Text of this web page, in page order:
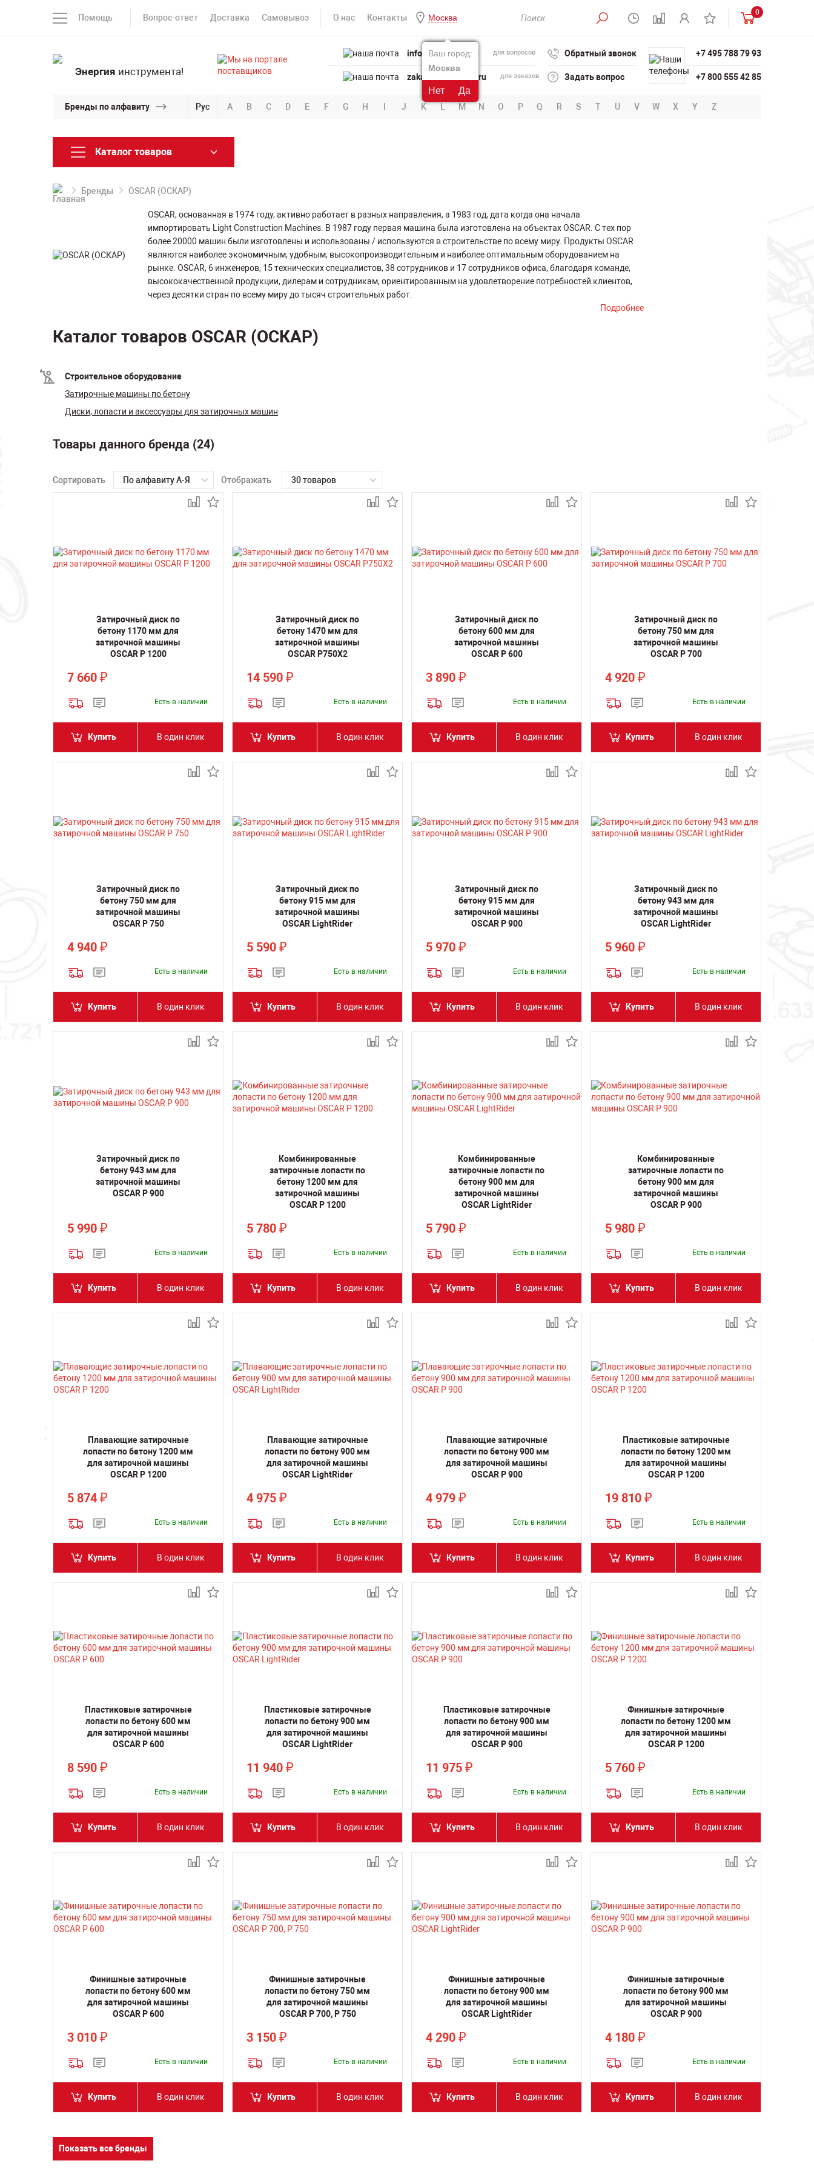
Помощь Вопрос-ответ Доставка Самовывоз О нас Контакты Москва
Ваш город:
Москва
Нет Да
0
Энергия инструмента!
info@powertool.ru для вопросов
zakaz@powertool.ru для заказов
Обратный звонок
Задать вопрос
+7 495 788 79 93
+7 800 555 42 85
Бренды по алфавиту Рус A B C D E F G H I J K L M N O P Q R S T U V W X Y Z
Каталог товаров
Бренды OSCAR (ОСКАР)
OSCAR, основанная в 1974 году, активно работает в разных направления, а 1983 год, дата когда она начала
импортировать Light Construction Machines. В 1987 году первая машина была изготовлена ​​на объектах OSCAR. С тех пор
более 20000 машин были изготовлены и использованы / используются в строительстве по всему миру. Продукты OSCAR
являются наиболее экономичным, удобным, высокопроизводительным и наиболее оптимальным оборудованием на
рынке. OSCAR, 6 инженеров, 15 технических специалистов, 38 сотрудников и 17 сотрудников офиса, благодаря команде,
высококачественной продукции, дилерам и сотрудникам, ориентированным на удовлетворение потребностей клиентов,
через десятки стран по всему миру до тысяч строительных работ.
Подробнее
Каталог товаров OSCAR (ОСКАР)
Строительное оборудование
Затирочные машины по бетону
Диски, лопасти и аксессуары для затирочных машин
Товары данного бренда (24)
Сортировать По алфавиту А-Я Отображать 30 товаров
Затирочный диск по
бетону 1170 мм для
затирочной машины
OSCAR P 1200
7 660 ₽
Есть в наличии
Купить В один клик
Затирочный диск по
бетону 1470 мм для
затирочной машины
OSCAR P750X2
14 590 ₽
Есть в наличии
Купить В один клик
Затирочный диск по
бетону 600 мм для
затирочной машины
OSCAR P 600
3 890 ₽
Есть в наличии
Купить В один клик
Затирочный диск по
бетону 750 мм для
затирочной машины
OSCAR P 700
4 920 ₽
Есть в наличии
Купить В один клик
Затирочный диск по
бетону 750 мм для
затирочной машины
OSCAR P 750
4 940 ₽
Есть в наличии
Купить В один клик
Затирочный диск по
бетону 915 мм для
затирочной машины
OSCAR LightRider
5 590 ₽
Есть в наличии
Купить В один клик
Затирочный диск по
бетону 915 мм для
затирочной машины
OSCAR P 900
5 970 ₽
Есть в наличии
Купить В один клик
Затирочный диск по
бетону 943 мм для
затирочной машины
OSCAR LightRider
5 960 ₽
Есть в наличии
Купить В один клик
Затирочный диск по
бетону 943 мм для
затирочной машины
OSCAR P 900
5 990 ₽
Есть в наличии
Купить В один клик
Комбинированные
затирочные лопасти по
бетону 1200 мм для
затирочной машины
OSCAR P 1200
5 780 ₽
Есть в наличии
Купить В один клик
Комбинированные
затирочные лопасти по
бетону 900 мм для
затирочной машины
OSCAR LightRider
5 790 ₽
Есть в наличии
Купить В один клик
Комбинированные
затирочные лопасти по
бетону 900 мм для
затирочной машины
OSCAR P 900
5 980 ₽
Есть в наличии
Купить В один клик
Плавающие затирочные
лопасти по бетону 1200 мм
для затирочной машины
OSCAR P 1200
5 874 ₽
Есть в наличии
Купить В один клик
Плавающие затирочные
лопасти по бетону 900 мм
для затирочной машины
OSCAR LightRider
4 975 ₽
Есть в наличии
Купить В один клик
Плавающие затирочные
лопасти по бетону 900 мм
для затирочной машины
OSCAR P 900
4 979 ₽
Есть в наличии
Купить В один клик
Пластиковые затирочные
лопасти по бетону 1200 мм
для затирочной машины
OSCAR P 1200
19 810 ₽
Есть в наличии
Купить В один клик
Пластиковые затирочные
лопасти по бетону 600 мм
для затирочной машины
OSCAR P 600
8 590 ₽
Есть в наличии
Купить В один клик
Пластиковые затирочные
лопасти по бетону 900 мм
для затирочной машины
OSCAR LightRider
11 940 ₽
Есть в наличии
Купить В один клик
Пластиковые затирочные
лопасти по бетону 900 мм
для затирочной машины
OSCAR P 900
11 975 ₽
Есть в наличии
Купить В один клик
Финишные затирочные
лопасти по бетону 1200 мм
для затирочной машины
OSCAR P 1200
5 760 ₽
Есть в наличии
Купить В один клик
Финишные затирочные
лопасти по бетону 600 мм
для затирочной машины
OSCAR P 600
3 010 ₽
Есть в наличии
Купить В один клик
Финишные затирочные
лопасти по бетону 750 мм
для затирочной машины
OSCAR P 700, P 750
3 150 ₽
Есть в наличии
Купить В один клик
Финишные затирочные
лопасти по бетону 900 мм
для затирочной машины
OSCAR LightRider
4 290 ₽
Есть в наличии
Купить В один клик
Финишные затирочные
лопасти по бетону 900 мм
для затирочной машины
OSCAR P 900
4 180 ₽
Есть в наличии
Купить В один клик
Показать все бренды